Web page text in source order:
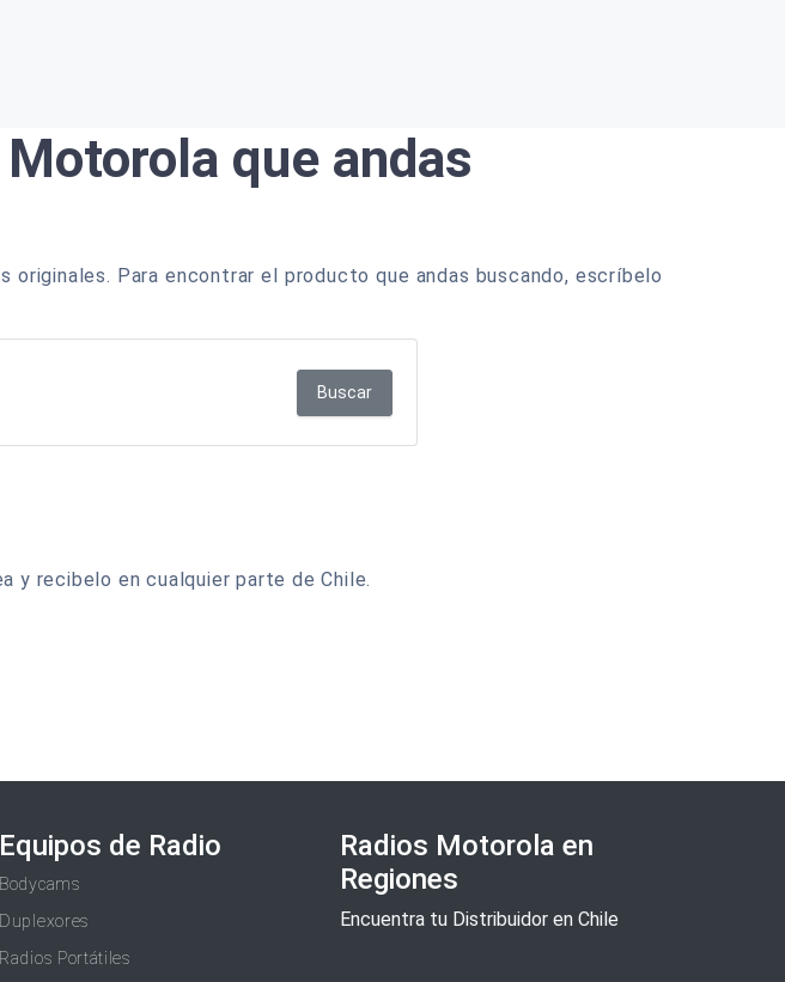
que andas
Para encontrar el producto que andas buscando, escríbelo
Buscar
y recibelo en cualquier parte de Chile.
Equipos de Radio
Bodycams
Duplexores
Radios Portátiles
Radios Motorola en
Regiones
Encuentra tu Distribuidor en Chile